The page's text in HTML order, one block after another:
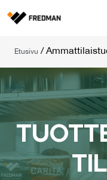
Tehtaanmyymälä
Verkkokauppa
Suomi
Etusivu /